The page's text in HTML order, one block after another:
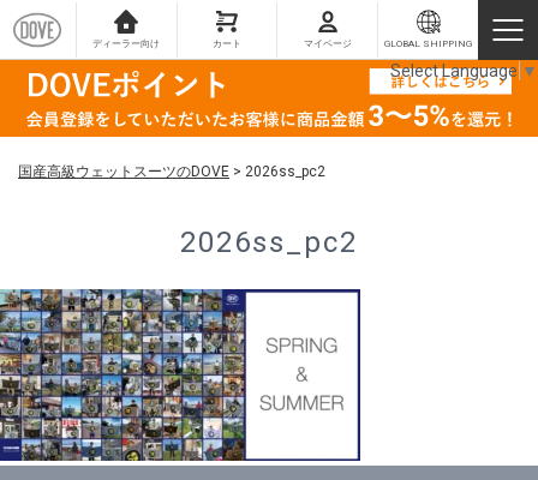
ディーラー向け カート マイページ GLOBAL SHIPPING
国産高級ウェットスーツのDOVE > 2026ss_pc2
2026ss_pc2
Select Language ▼